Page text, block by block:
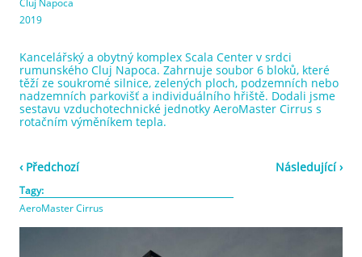
Cluj Napoca
2019
Kancelářský a obytný komplex Scala Center v srdci
rumunského Cluj Napoca. Zahrnuje soubor 6 bloků, které
těží ze soukromé silnice, zelených ploch, podzemních nebo
nadzemních parkovišť a individuálního hřiště. Dodali jsme
sestavu vzduchotechnické jednotky AeroMaster Cirrus s
rotačním výměníkem tepla.
‹ Předchozí Následující ›
Tagy:
AeroMaster Cirrus